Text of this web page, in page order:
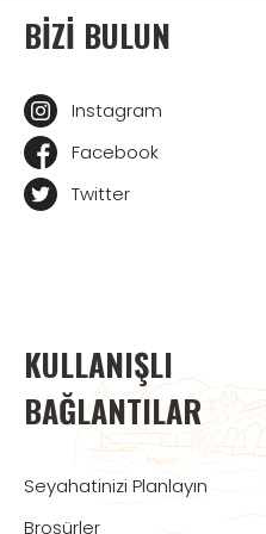
BIZI BULUN
Instagram
Facebook
Twitter
KULLANIŞLI
BAĞLANTILAR
Seyahatinizi Planlayın
Broşürler